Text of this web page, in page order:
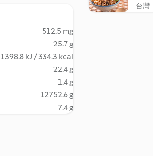
512.5 mg
25.7 g
1398.8 kJ / 334.3 kcal
22.4 g
1.4 g
12752.6 g
7.4 g
台灣